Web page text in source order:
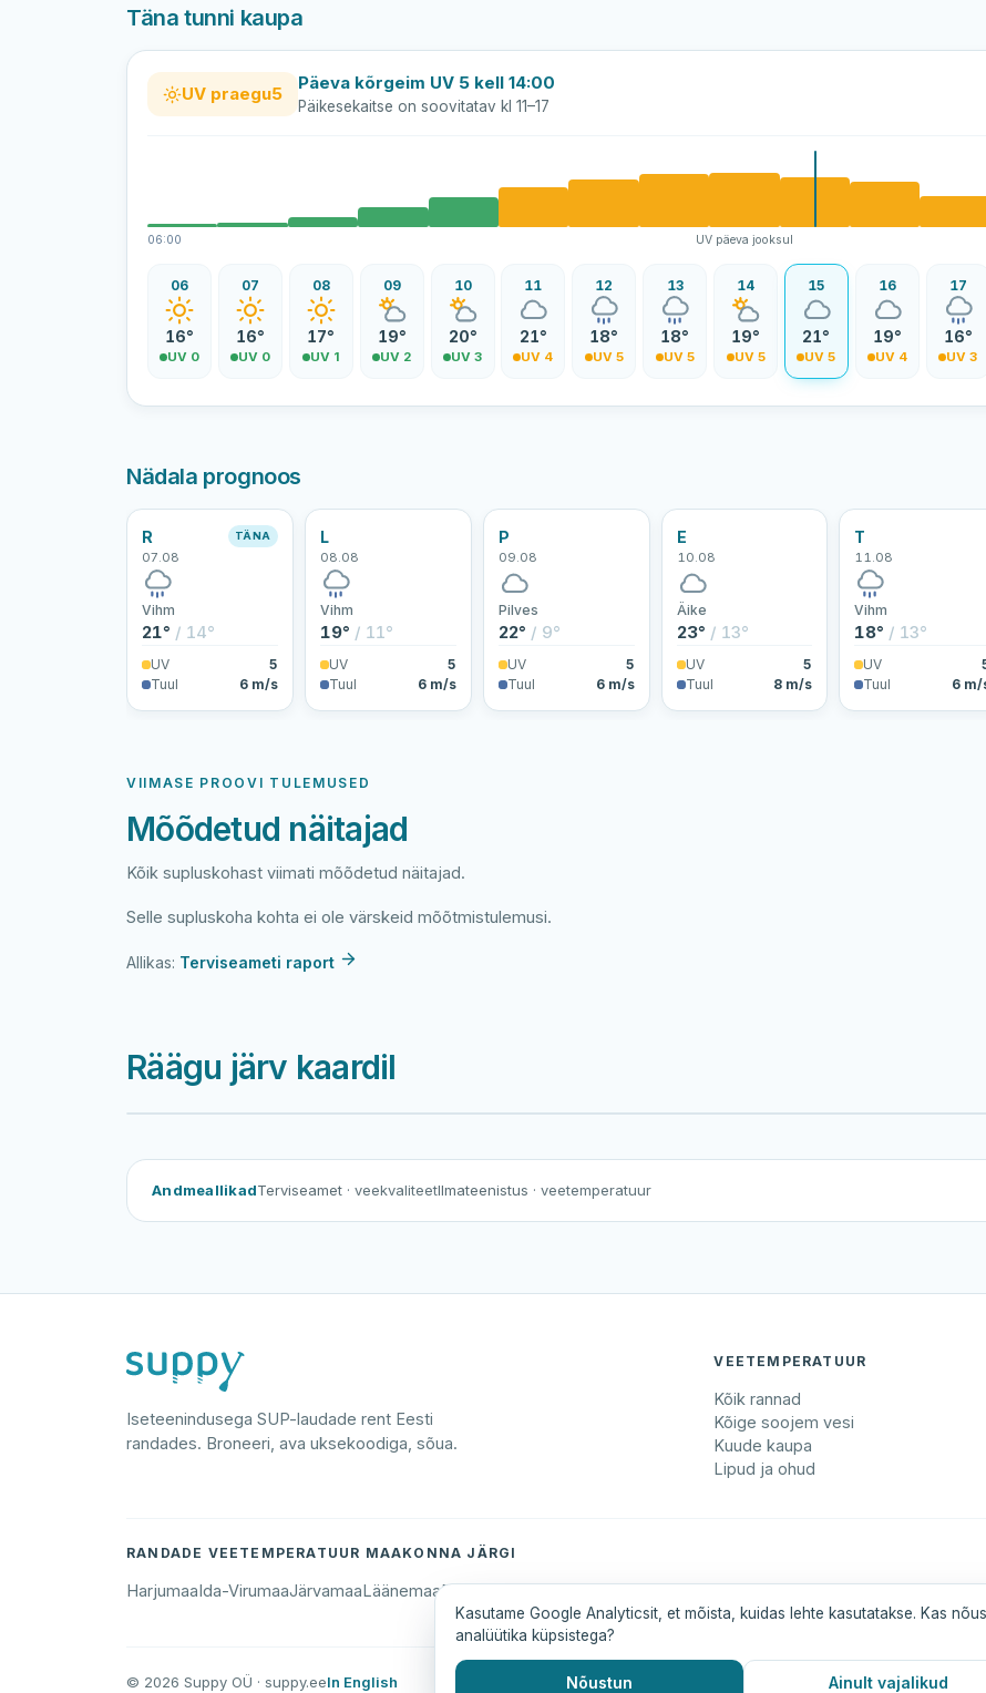
Täna tunni kaupa
UV praegu5
Päeva kõrgeim UV 5 kell 14:00
Päikesekaitse on soovitatav kl 11–17
06:00 UV päeva jooksul
06
16°
UV 0
07
16°
UV 0
08
17°
UV 1
09
19°
UV 2
10
20°
UV 3
11
21°
UV 4
12
18°
UV 5
13
18°
UV 5
14
19°
UV 5
15
21°
UV 5
16
19°
UV 4
17
16°
UV 3
Nädala prognoos
R
07.08
TÄNA
Vihm
21° / 14°
UV
5
Tuul
6 m/s
L
08.08
Vihm
19° / 11°
UV
5
Tuul
6 m/s
P
09.08
Pilves
22° / 9°
UV
5
Tuul
6 m/s
E
10.08
Äike
23° / 13°
UV
5
Tuul
8 m/s
T
11.08
Vihm
18° / 13°
UV
Tuul
6 m/
VIIMASE PROOVI TULEMUSED
Mõõdetud näitajad
Kõik supluskohast viimati mõõdetud näitajad.
Selle supluskoha kohta ei ole värskeid mõõtmistulemusi.
Allikas: Terviseameti raport
Räägu järv kaardil
AndmeallikadTerviseamet · veekvaliteetIlmateenistus · veetemperatuur
Iseteenindusega SUP-laudade rent Eesti
randades. Broneeri, ava uksekoodiga, sõua.
VEETEMPERATUUR
Kõik rannad
Kõige soojem vesi
Kuude kaupa
Lipud ja ohud
RANDADE VEETEMPERATUUR MAAKONNA JÄRGI
HarjumaaIda-VirumaaJärvamaaLäänemaaPõlvamaaPärnumaaSaaremaaTartumaaValgamaa
© 2026 Suppy OÜ · suppy.eeIn English
Kasutame Google Analyticsit, et mõista, kuidas lehte kasutatakse. Kas
analüütika küpsistega?
Nõustun Ainult vajalikud